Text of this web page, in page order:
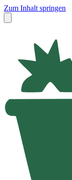
Zum Inhalt springen